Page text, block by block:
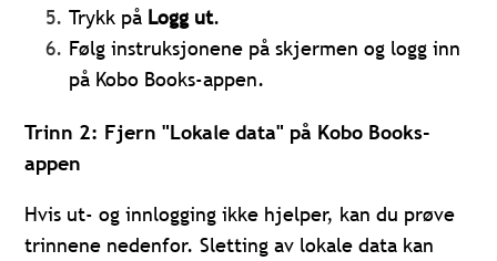
Trykk på Logg ut.
Følg instruksjonene på skjermen og logg inn
på Kobo Books-appen.
Trinn 2: Fjern "Lokale data" på Kobo Books-
appen
Hvis ut- og innlogging ikke hjelper, kan du prøve
trinnene nedenfor. Sletting av lokale data kan